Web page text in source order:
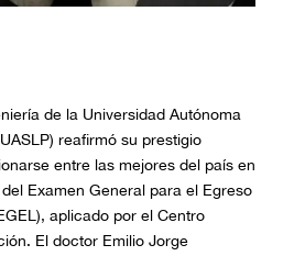
de la Universidad Autónoma
reafirmó su prestigio
entre las mejores del país en
Examen General para el Egreso
aplicado por el Centro
El doctor Emilio Jorge